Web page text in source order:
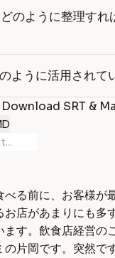
のように整理すれ
ように活用されて
SRT &
べる前に、お客様が
店があまりにも多
す。飲食店経営の
の片岡です。突然で